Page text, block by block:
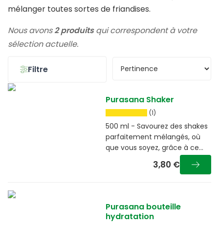
mélanger toutes sortes de friandises.
Nous avons2 produitsqui correspondent à votre
sélection actuelle.
Filtre
Purasana Shaker
(1)
500 ml - Savourez des shakes
parfaitement mélangés, où
que vous soyez, grâce à ce
shaker durable de 600 ml
3,80 €
Purasana bouteille
hydratation